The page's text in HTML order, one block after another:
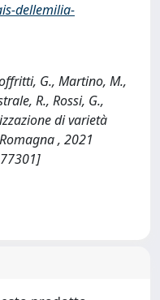
dellemilia-
G., Martino, M.,
R., Rossi, G.,
di varietà
, 2021